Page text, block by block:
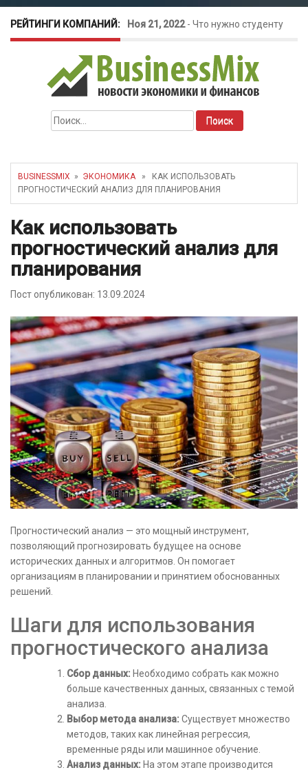
РЕЙТИНГИ КОМПАНИЙ: Ноя 21, 2022- Что нужно студенту
для открытия бизнеса?
Окт 26, 2022-Телефония для
amoCRM: лучшие инструменты для
бизнеса
Май 16, 2022
как защитить свой бизнес?
Найти:
BUSINESSMIX » ЭКОНОМИКА» КАК ИСПОЛЬЗОВАТЬ
ПРОГНОСТИЧЕСКИЙ АНАЛИЗ ДЛЯ ПЛАНИРОВАНИЯ
Как использовать
прогностический анализ для
планирования
Пост опубликован: 13.09.2024
Прогностический анализ — это мощный инструмент,
позволяющий прогнозировать будущее на основе
исторических данных и алгоритмов. Он помогает
организациям в планировании и принятием обоснованных
решений.
Шаги для использования
прогностического анализа
Сбор данных: Необходимо собрать как можно
больше качественных данных, связанных с темой
анализа.
Выбор метода анализа: Существует множество
методов, таких как линейная регрессия,
временные ряды или машинное обучение.
Анализ данных: На этом этапе производится